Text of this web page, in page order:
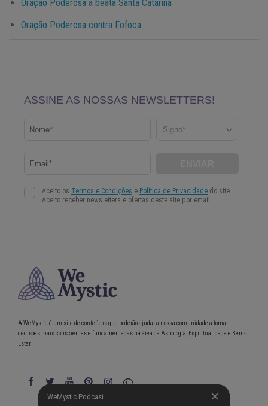
Oração Poderosa à beata Santa Catarina
Oração Poderosa contra Fofoca
WeMystic Podcast
A WeMystic é um site de conteúdos que poderão ajudar a nossa comunidade a tomar
decisões mais conscientes e fundamentadas na área da Astrologia, Espiritualidade e Bem-
Estar.
WeMystic Podcast